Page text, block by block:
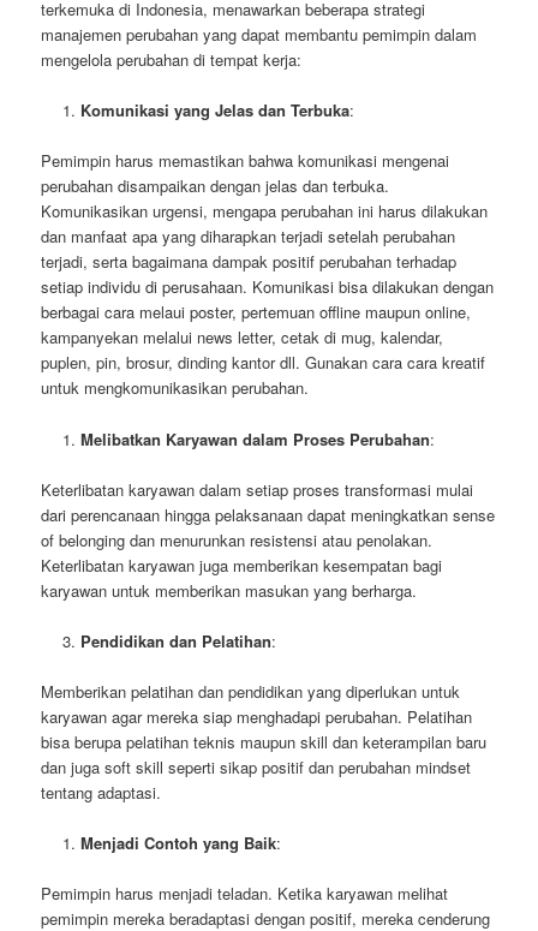
terkemuka di Indonesia, menawarkan beberapa strategi
manajemen perubahan yang dapat membantu pemimpin dalam
mengelola perubahan di tempat kerja:
Komunikasi yang Jelas dan Terbuka:
Pemimpin harus memastikan bahwa komunikasi mengenai
perubahan disampaikan dengan jelas dan terbuka.
Komunikasikan urgensi, mengapa perubahan ini harus dilakukan
dan manfaat apa yang diharapkan terjadi setelah perubahan
terjadi, serta bagaimana dampak positif perubahan terhadap
setiap individu di perusahaan. Komunikasi bisa dilakukan dengan
berbagai cara melaui poster, pertemuan offline maupun online,
kampanyekan melalui news letter, cetak di mug, kalendar,
puplen, pin, brosur, dinding kantor dll. Gunakan cara cara kreatif
untuk mengkomunikasikan perubahan.
Melibatkan Karyawan dalam Proses Perubahan:
Keterlibatan karyawan dalam setiap proses transformasi mulai
dari perencanaan hingga pelaksanaan dapat meningkatkan sense
of belonging dan menurunkan resistensi atau penolakan.
Keterlibatan karyawan juga memberikan kesempatan bagi
karyawan untuk memberikan masukan yang berharga.
Pendidikan dan Pelatihan:
Memberikan pelatihan dan pendidikan yang diperlukan untuk
karyawan agar mereka siap menghadapi perubahan. Pelatihan
bisa berupa pelatihan teknis maupun skill dan keterampilan baru
dan juga soft skill seperti sikap positif dan perubahan mindset
tentang adaptasi.
Menjadi Contoh yang Baik:
Pemimpin harus menjadi teladan. Ketika karyawan melihat
pemimpin mereka beradaptasi dengan positif, mereka cenderung